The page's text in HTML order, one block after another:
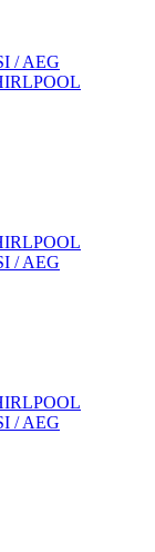
/ AEG
/ AEG
/ AEG